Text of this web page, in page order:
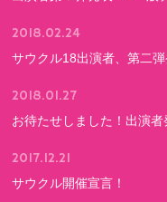
2018.02.24
サウクル18出演者、第二
2018.01.27
お待たせしました！出演者
2017.12.21
サウクル開催宣言！